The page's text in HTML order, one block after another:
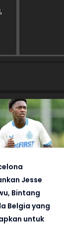
Jesse
Bintang
Belgia yang
untuk